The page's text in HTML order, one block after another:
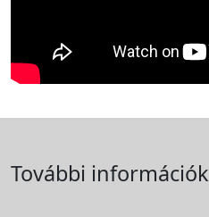
További információk